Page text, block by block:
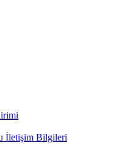
İletişim Bilgileri